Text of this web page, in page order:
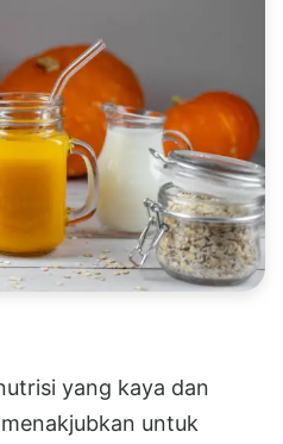
yang kaya dan
untuk